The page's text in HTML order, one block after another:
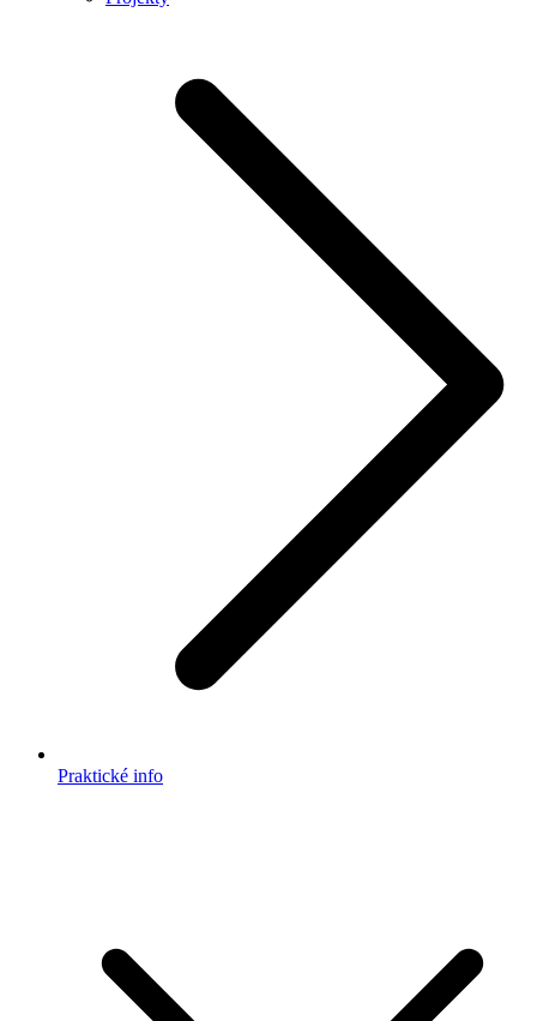
Praktické info